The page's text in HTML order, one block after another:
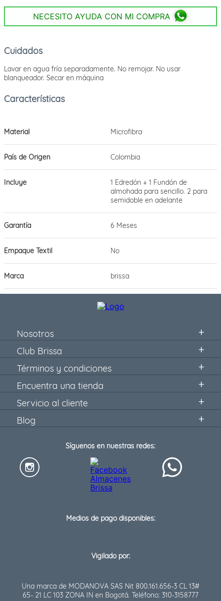
NECESITO AYUDA CON MI COMPRA
Cuidados
Lavar en agua fría separadamente. No remojar. No usar
blanqueador. Secar en máquina
Material Microfibra
País de Origen Colombia
Incluye
1 Edredón + 1 Fundón de
almohada para sencillo. 2 para
semidoble en adelante
Garantía 6 Meses
Empaque Textil No
Marca brissa
Nosotros
Club Brissa
Términos y condiciones
Encuentra una tienda
Servicio al cliente
Blog
Síguenos en nuestras redes:
Medios de pago disponibles:
Vigilado por:
Una marca de MODANOVA SAS Nit 800.161.656-3 CL 13#
65- 21 LC 103 ZONA IN en Bogotá. Teléfono: 310-3158777